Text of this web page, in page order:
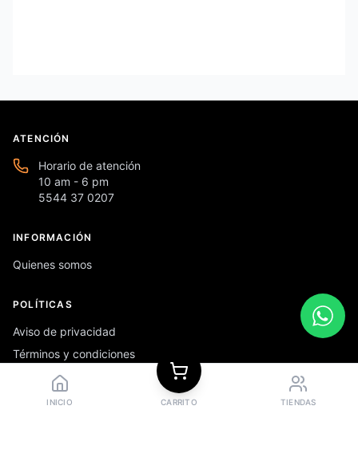
INICIO CARRITO TIENDAS
ATENCIÓN
Horario de atención
10 am - 6 pm
5544 37 0207
INFORMACIÓN
Quienes somos
POLÍTICAS
Aviso de privacidad
Términos y condiciones
Preguntas frecuentes